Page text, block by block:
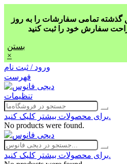
تمامی سفارشات را به روز
بستن
×
ورود / ثبت نام
فهرست
تنظیمات
برای محصولات بیشتر کلیک کنید.
No products were found.
برای محصولات بیشتر کلیک کنید.